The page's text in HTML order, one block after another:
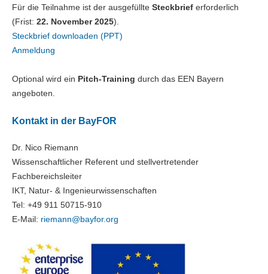
Für die Teilnahme ist der ausgefüllte Steckbrief erforderlich
(Frist: 22. November 2025).
Steckbrief downloaden (PPT)
Anmeldung
Optional wird ein Pitch-Training durch das EEN Bayern
angeboten.
Kontakt in der BayFOR
Dr. Nico Riemann
Wissenschaftlicher Referent und stellvertretender
Fachbereichsleiter
IKT, Natur- & Ingenieurwissenschaften
Tel: +49 911 50715-910
E-Mail: riemann@bayfor.org